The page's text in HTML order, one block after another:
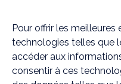
Pour offrir les meilleures
technologies telles que
accéder aux
consentir à ces
Yoga thérapeutique
Soins combinés